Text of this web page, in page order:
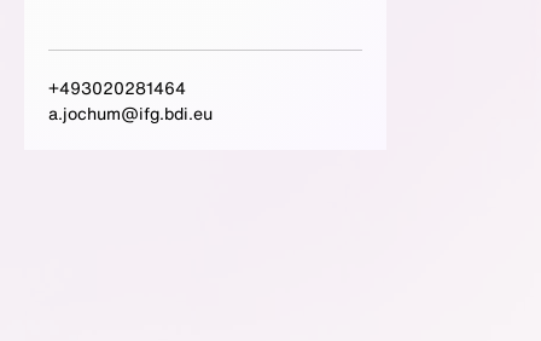
+493020281464
a.jochum@ifg.bdi.eu